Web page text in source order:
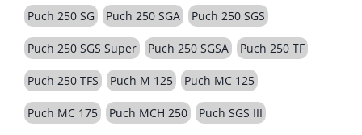
Puch 250 SG Puch 250 SGA Puch 250 SGS
Puch 250 SGS Super Puch 250 SGSA Puch 250 TF
Puch 250 TFS Puch M 125 Puch MC 125
Puch MC 175 Puch MCH 250 Puch SGS III